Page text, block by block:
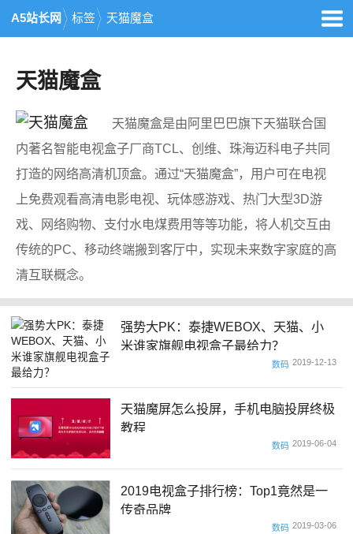
A5站长网 标签 天猫魔盒
天猫魔盒
天猫魔盒是由阿里巴巴旗下天猫联合国
内著名智能电视盒子厂商TCL、创维、珠海迈科电子共同
打造的网络高清机顶盒。通过“天猫魔盒”，用户可在电视
上免费观看高清电影电视、玩体感游戏、热门大型3D游
戏、网络购物、支付水电煤费用等等功能，将人机交互由
传统的PC、移动终端搬到客厅中，实现未来数字家庭的高
清互联概念。
强势大PK：泰捷WEBOX、天猫、小
米谁家旗舰电视盒子最给力？
数码 2019-12-13
天猫魔屏怎么投屏，手机电脑投屏终极
教程
数码 2019-06-04
2019电视盒子排行榜：Top1竟然是一
传奇品牌
数码 2019-03-06